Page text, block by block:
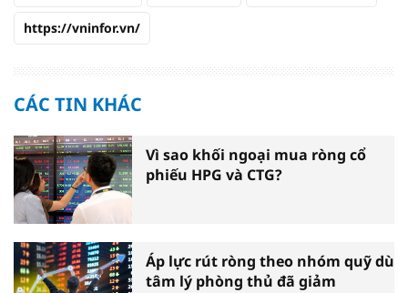
https://vninfor.vn/
CÁC TIN KHÁC
Vì sao khối ngoại mua ròng cổ
phiếu HPG và CTG?
Áp lực rút ròng theo nhóm quỹ dù
tâm lý phòng thủ đã giảm